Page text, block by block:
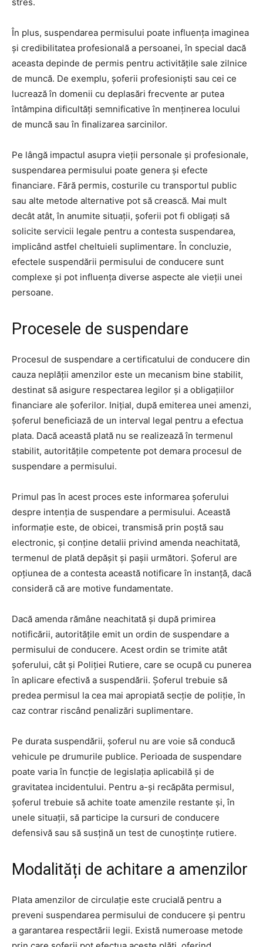
În plus, suspendarea permisului poate influența imaginea
și credibilitatea profesională a persoanei, în special dacă
aceasta depinde de permis pentru activitățile sale zilnice
de muncă. De exemplu, șoferii profesioniști sau cei ce
lucrează în domenii cu deplasări frecvente ar putea
întâmpina dificultăți semnificative în menținerea locului
de muncă sau în finalizarea sarcinilor.
Pe lângă impactul asupra vieții personale și profesionale,
suspendarea permisului poate genera și efecte
financiare. Fără permis, costurile cu transportul public
sau alte metode alternative pot să crească. Mai mult
decât atât, în anumite situații, șoferii pot fi obligați să
solicite servicii legale pentru a contesta suspendarea,
implicând astfel cheltuieli suplimentare. În concluzie,
efectele suspendării permisului de conducere sunt
complexe și pot influența diverse aspecte ale vieții unei
persoane.
Procesele de suspendare
Procesul de suspendare a certificatului de conducere din
cauza neplății amenzilor este un mecanism bine stabilit,
destinat să asigure respectarea legilor și a obligațiilor
financiare ale șoferilor. Inițial, după emiterea unei amenzi,
șoferul beneficiază de un interval legal pentru a efectua
plata. Dacă această plată nu se realizează în termenul
stabilit, autoritățile competente pot demara procesul de
suspendare a permisului.
Primul pas în acest proces este informarea șoferului
despre intenția de suspendare a permisului. Această
informație este, de obicei, transmisă prin poștă sau
electronic, și conține detalii privind amenda neachitată,
termenul de plată depășit și pașii următori. Șoferul are
opțiunea de a contesta această notificare în instanță, dacă
consideră că are motive fundamentate.
Dacă amenda rămâne neachitată și după primirea
notificării, autoritățile emit un ordin de suspendare a
permisului de conducere. Acest ordin se trimite atât
șoferului, cât și Poliției Rutiere, care se ocupă cu punerea
în aplicare efectivă a suspendării. Șoferul trebuie să
predea permisul la cea mai apropiată secție de poliție, în
caz contrar riscând penalizări suplimentare.
Pe durata suspendării, șoferul nu are voie să conducă
vehicule pe drumurile publice. Perioada de suspendare
poate varia în funcție de legislația aplicabilă și de
gravitatea incidentului. Pentru a-și recăpăta permisul,
șoferul trebuie să achite toate amenzile restante și, în
unele situații, să participe la cursuri de conducere
defensivă sau să susțină un test de cunoștințe rutiere.
Modalități de achitare a amenzilor
Plata amenzilor de circulație este crucială pentru a
preveni suspendarea permisului de conducere și pentru
a garantarea respectării legii. Există numeroase metode